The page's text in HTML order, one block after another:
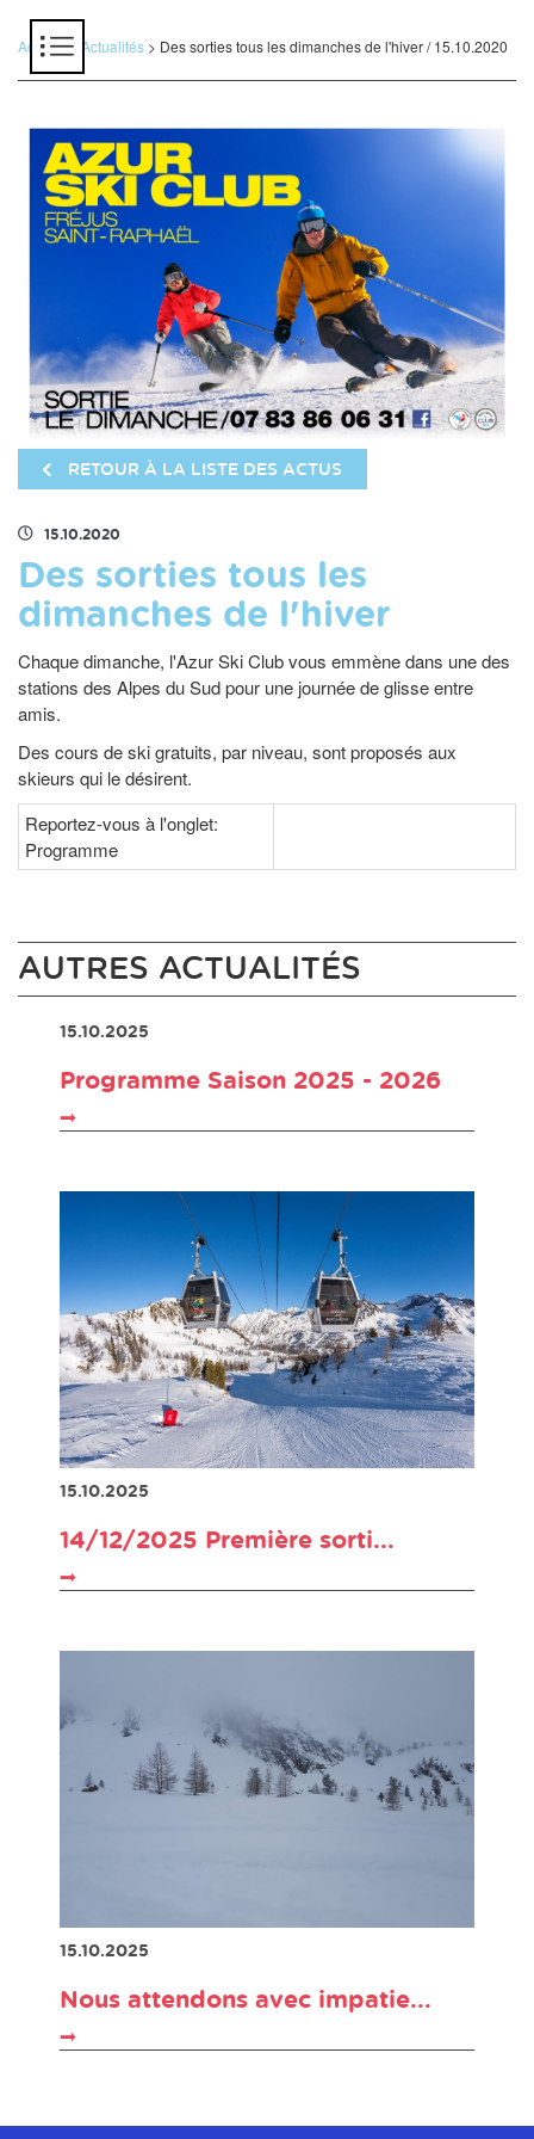
Accueil> Actualités > Des sorties tous les dimanches de l'hiver / 15.10.2020
RETOUR À LA LISTE DES ACTUS
15.10.2020
Des sorties tous les
dimanches de l'hiver
Chaque dimanche, l'Azur Ski Club vous emmène dans une des
stations des Alpes du Sud pour une journée de glisse entre
amis.
Des cours de ski gratuits, par niveau, sont proposés aux
skieurs qui le désirent.
Reportez-vous à l'onglet:
Programme
AUTRES ACTUALITÉS
15.10.2025
Programme Saison 2025 - 2026
15.10.2025
14/12/2025 Première sorti...
15.10.2025
Nous attendons avec impatie...